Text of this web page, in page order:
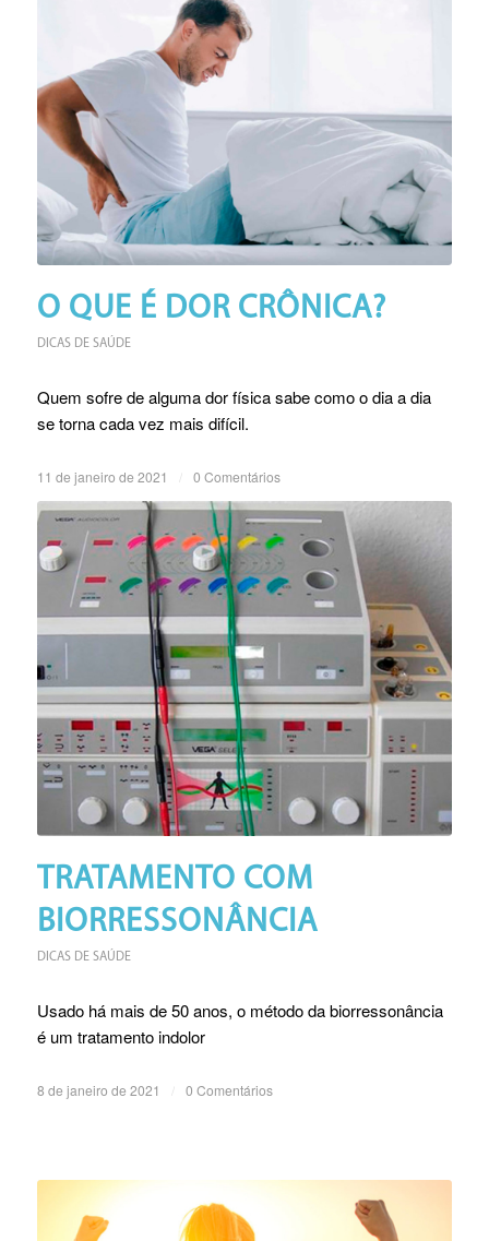
O QUE É DOR CRÔNICA?
DICAS DE SAÚDE
Quem sofre de alguma dor física sabe como o dia a dia
se torna cada vez mais difícil.
11 de janeiro de 2021 0 Comentários
TRATAMENTO COM
BIORRESSONÂNCIA
DICAS DE SAÚDE
Usado há mais de 50 anos, o método da biorressonância
é um tratamento indolor
8 de janeiro de 2021 0 Comentários